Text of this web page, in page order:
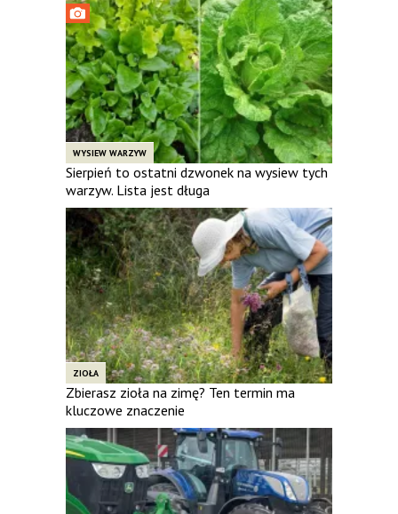
WYSIEW WARZYW
Sierpień to ostatni dzwonek na wysiew tych
warzyw. Lista jest długa
ZIOŁA
Zbierasz zioła na zimę? Ten termin ma
kluczowe znaczenie